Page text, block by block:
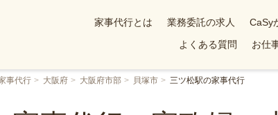
家事代行とは 業務委託の求人 CaSy
よくある質問
お仕
事代行 大阪府 大阪府市部 貝塚市 三ツ松駅の家事代行